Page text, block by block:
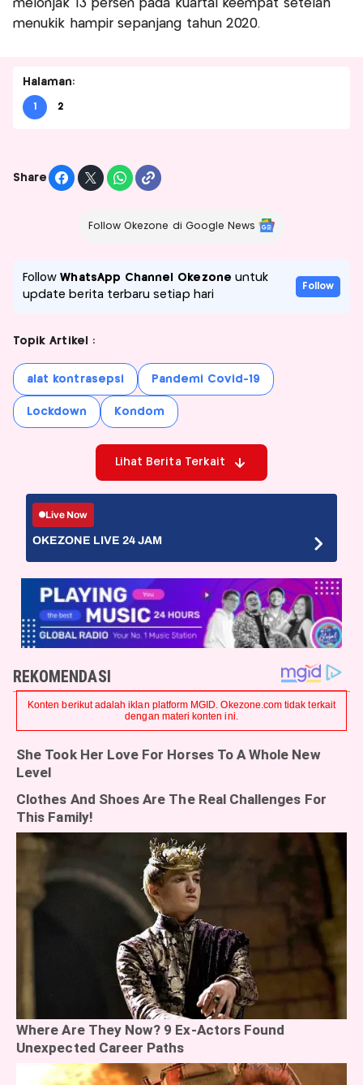
melonjak 13 persen pada kuartal keempat setelah
menukik hampir sepanjang tahun 2020.
Halaman:
1 2
Share
Follow Okezone di Google News
FollowWhatsApp Channel Okezone untuk
update berita terbaru setiap hari
Follow
Topik Artikel :
alat kontrasepsi Pandemi Covid-19
Lockdown Kondom
Lihat Berita Terkait
Live Now
OKEZONE LIVE 24 JAM